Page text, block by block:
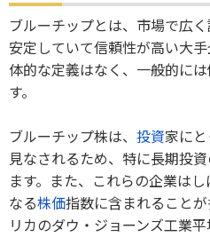
ブルーチップとは、市場で広
安定していて信頼性が高い大
体的な定義はなく、一般的に
す。
ブルーチップ株は、 投資家にと
見なされるため、特に長期投
ます。また、これらの企業は
なる株価指数に含まれること
リカのダウ・ジョーンズ工業平